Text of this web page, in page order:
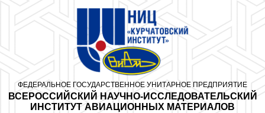
ФЕДЕРАЛЬНОЕ ГОСУДАРСТВЕННОЕ УНИТАРНОЕ ПРЕДПРИЯТИЕ
ВСЕРОССИЙСКИЙ НАУЧНО-ИССЛЕДОВАТЕЛЬСКИЙ
ИНСТИТУТ АВИАЦИОННЫХ МАТЕРИАЛОВ